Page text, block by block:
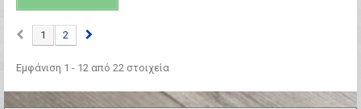
1 2
Εμφάνιση 1 - 12 από 22 στοιχεία